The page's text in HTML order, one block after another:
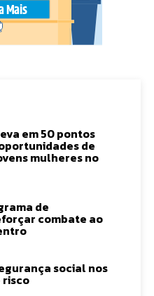
em 50 pontos
de
mulheres no
de
combate ao
social nos
risco